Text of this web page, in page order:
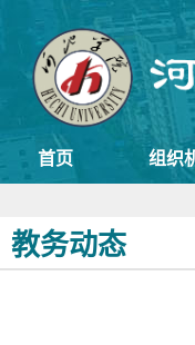
首页 组织
教务动态